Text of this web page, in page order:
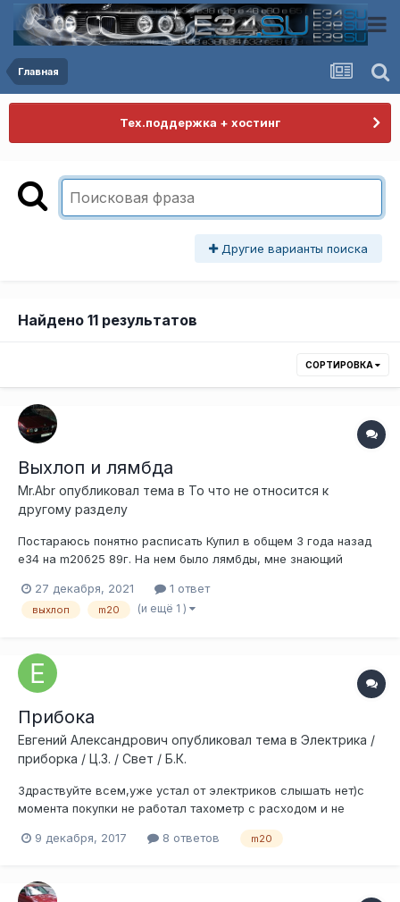
Главная
Тех.поддержка + хостинг
Другие варианты поиска
Найдено 11 результатов
СОРТИРОВКА
Выхлоп и лямбда
Mr.Abr опубликовал тема в То что не относится к
другому разделу
Постараюсь понятно расписать Купил в общем 3 года назад
е34 на m20б25 89г. На нем было лямбды, мне знающий
и я по этому поводу не парился (в недавнее время
выяснилось, что там даже на разъеме лямбды стояла
27 декабря, 2021 1 ответ
выхлоп m20 (и ещё 1 )
Прибока
Евгений Александрович опубликовал тема в Электрика /
приборка / Ц.З. / Свет / Б.К.
Здраствуйте всем,уже устал от электриков слышать нет)с
момента покупки не работал тахометр с расходом и не
машине исправна можете подсказать где искать эти
9 декабря, 2017 8 ответов m20